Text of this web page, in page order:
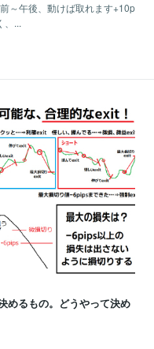
～午後、動けば取れます+10p
、...
めるもの。どうやって決め